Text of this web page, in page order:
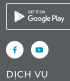
DỊCH VỤ